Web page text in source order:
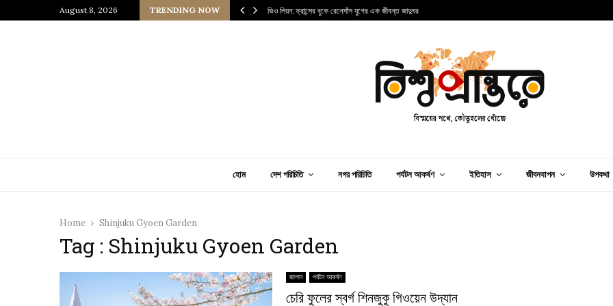
August 8, 2026 TRENDING NOW
জাপানি আধ্যাত্মিকতার ছোঁয়া ভিও লিয়ন: ফ্রান্সের বুকে রেনেসাঁস যুগের এক জীবন্ত জাদুঘর
হোম দেশ পরিচিতি নগর পরিচিতি পর্যটন আকর্ষণ ইতিহাস জীবনযাপন উপকথা
Home Shinjuku Gyoen Garden
Tag : Shinjuku Gyoen Garden
জাপান পর্যটন আকর্ষণ
চেরি ফুলের স্বর্গ শিনজুকু গিওয়েন উদ্যান